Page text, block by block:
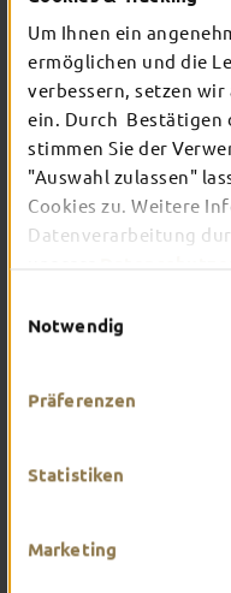
Um Ihnen ein
ermöglichen und die
verbessern, setzen wir
ein. Durch Bestätigen
stimmen Sie der
"Auswahl zulassen"
Cookies zu. Weitere
Datenverarbeitung
Notwendig
Präferenzen
Statistiken
Marketing
TOP-
In Fulda ist
Konzert, Musical,
Theater –
und Highlights in